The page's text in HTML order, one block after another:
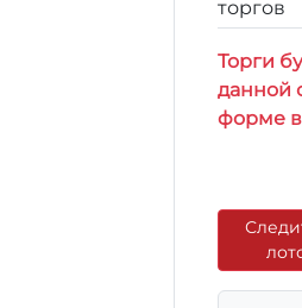
торгов
Торги
данной
форме